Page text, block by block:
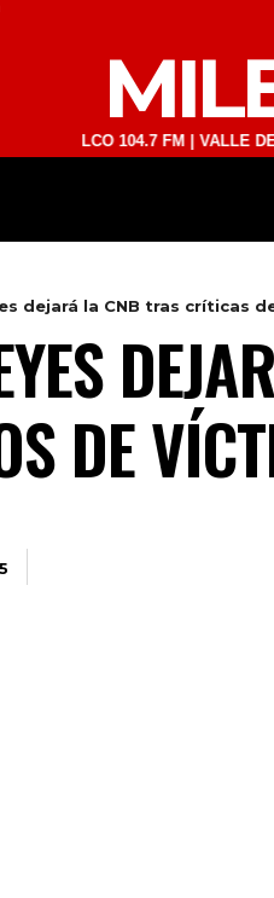
104.7 FM | VALLE DE
dejará la CNB tras críticas
DE